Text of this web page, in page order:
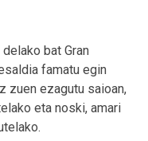
bat Gran
famatu egin
zuen ezagutu saioan,
eta noski, amari